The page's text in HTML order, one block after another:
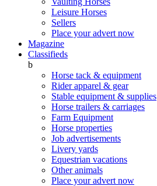
Leisure Horses
Sellers
Place your advert now
Magazine
Classifieds
b
Horse tack & equipment
Rider apparel & gear
Stable equipment & supplies
Horse trailers & carriages
Farm Equipment
Horse properties
Job advertisements
Livery yards
Equestrian vacations
Other animals
Place your advert now